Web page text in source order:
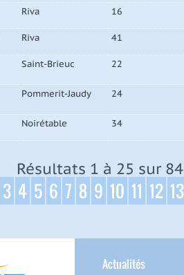
Riva 16
Riva 41
Saint-Brieuc 22
Pommerit-Jaudy 24
Noirétable 34
Résultats 1 à 25 sur
3 4 5 6 7 8 9 10 11 12 13
Actualités